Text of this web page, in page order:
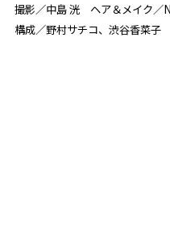
撮影／中島 洸 ヘア＆メイク
構成／野村サチコ、渋谷香菜子